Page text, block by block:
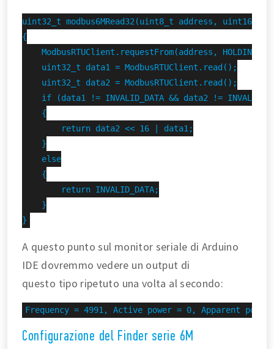
uint32_t modbus6MRead32(uint8_t address, uint16_t
{
ModbusRTUClient.requestFrom(address,
    uint32_t data1 = ModbusRTUClient.read();
    uint32_t data2 = ModbusRTUClient.read();
if (data1 != INVALID_DATA && data2 !=
    {
        return data2 << 16 | data1;
    }
    else
    {
        return INVALID_DATA;
    }
}
A questo punto sul monitor seriale di Arduino
IDE dovremmo vedere un output di
questo tipo ripetuto una volta al secondo:
Frequency = 4991, Active power = 0, Apparent
Configurazione del Finder serie 6M